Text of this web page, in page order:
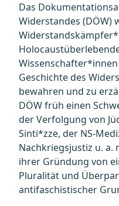
Das
Widerstandes (DÖW)
Geschichte des
bewahren und zu
DÖW früh einen
der Verfolgung von
Sinti*zze, der NS-
Nachkriegsjustiz u.
ihrer Gründung von
Pluralität und
antifaschistischer